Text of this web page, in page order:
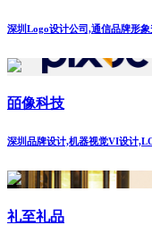
深圳Logo设计公司,通信品牌形
皕像科技
深圳品牌设计,机器视觉VI设计
礼至礼品